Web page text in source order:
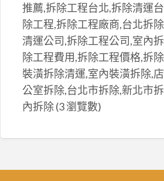
推薦,拆除工程台北,拆除清運
除工程,拆除工程廠商,台北拆
清運公司,拆除工程公司,室內
除工程費用,拆除工程價格,拆
裝潢拆除清運,室內裝潢拆除,
公室拆除,台北市拆除,新北市
內拆除(3 瀏覽數)